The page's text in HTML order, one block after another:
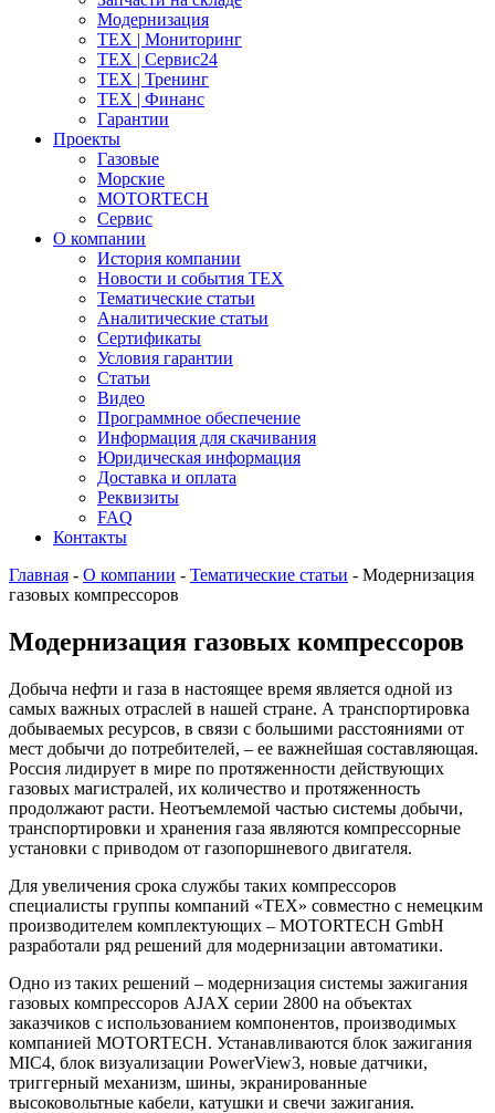
Модернизация
ТЕХ | Мониторинг
ТЕХ | Сервис24
ТЕХ | Тренинг
ТЕХ | Финанс
Гарантии
Проекты
Газовые
Морские
MOTORTECH
Сервис
О компании
История компании
Новости и события ТЕХ
Тематические статьи
Аналитические статьи
Сертификаты
Условия гарантии
Статьи
Видео
Программное обеспечение
Информация для скачивания
Юридическая информация
Доставка и оплата
Реквизиты
FAQ
Контакты
Главная - О компании - Тематические статьи - Модернизация
газовых компрессоров
Модернизация газовых компрессоров
Добыча нефти и газа в настоящее время является одной из
самых важных отраслей в нашей стране. А транспортировка
добываемых ресурсов, в связи с большими расстояниями от
мест добычи до потребителей, – ее важнейшая составляющая.
Россия лидирует в мире по протяженности действующих
газовых магистралей, их количество и протяженность
продолжают расти. Неотъемлемой частью системы добычи,
транспортировки и хранения газа являются компрессорные
установки с приводом от газопоршневого двигателя.
Для увеличения срока службы таких компрессоров
специалисты группы компаний «ТЕХ» совместно с немецким
производителем комплектующих – MOTORTECH GmbH
разработали ряд решений для модернизации автоматики.
Одно из таких решений – модернизация системы зажигания
газовых компрессоров AJAX серии 2800 на объектах
заказчиков с использованием компонентов, производимых
компанией MOTORTECH. Устанавливаются блок зажигания
MIC4, блок визуализации PowerView3, новые датчики,
триггерный механизм, шины, экранированные
высоковольтные кабели, катушки и свечи зажигания.